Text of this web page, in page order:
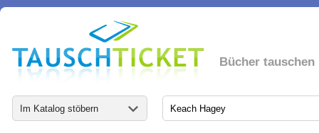
Bücher tauschen
Im Katalog stöbern